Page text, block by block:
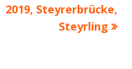
2019, Steyrerbrücke,
Steyrling